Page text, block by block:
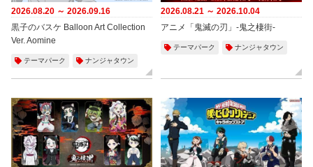
2026.08.20 ～ 2026.09.16
黒子のバスケ Balloon Art Collection
Ver. Aomine
テーマパーク ナンジャタウン
2026.08.21 ～ 2026.10.04
アニメ「鬼滅の刃」-鬼之棲街-
テーマパーク ナンジャタウン